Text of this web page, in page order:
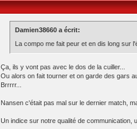
Damien38660 a écrit:
La compo me fait peur et en dis long sur
Ça, ils y vont pas avec le dos de la cuiller...
Ou alors on fait tourner et on garde des gars
Brrrrr...
Nansen c'était pas mal sur le dernier match,
Un indice sur notre qualité de communication,